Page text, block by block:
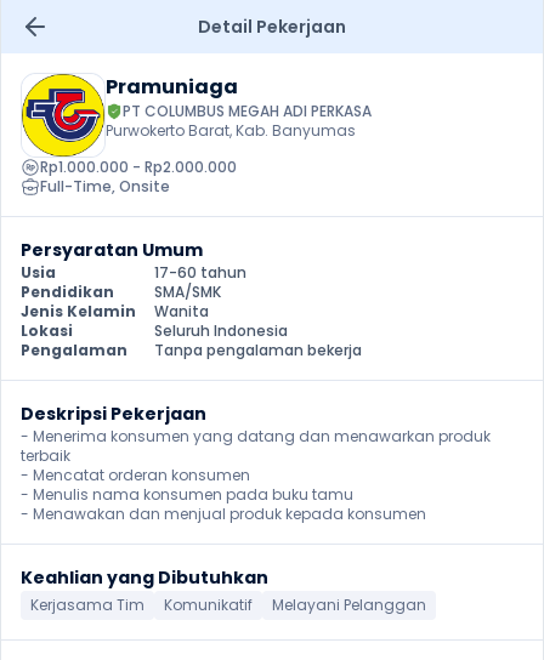
Detail Pekerjaan
Pramuniaga
PT COLUMBUS MEGAH ADI PERKASA
Purwokerto Barat, Kab. Banyumas
Rp1.000.000 - Rp2.000.000
Full-Time, Onsite
Persyaratan Umum
Usia
17-60 tahun
Pendidikan
SMA/SMK
Jenis Kelamin
Wanita
Lokasi
Seluruh Indonesia
Pengalaman
Tanpa pengalaman bekerja
Deskripsi Pekerjaan
- Menerima konsumen yang datang dan menawarkan produk
terbaik
- Mencatat orderan konsumen
- Menulis nama konsumen pada buku tamu
- Menawakan dan menjual produk kepada konsumen
Keahlian yang Dibutuhkan
Kerjasama Tim Komunikatif Melayani Pelanggan